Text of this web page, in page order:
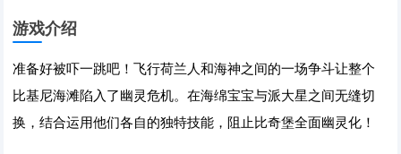
游戏介绍
准备好被吓一跳吧！飞行荷兰人和海神之间的一场争斗让整个
比基尼海滩陷入了幽灵危机。在海绵宝宝与派大星之间无缝切
换，结合运用他们各自的独特技能，阻止比奇堡全面幽灵化！